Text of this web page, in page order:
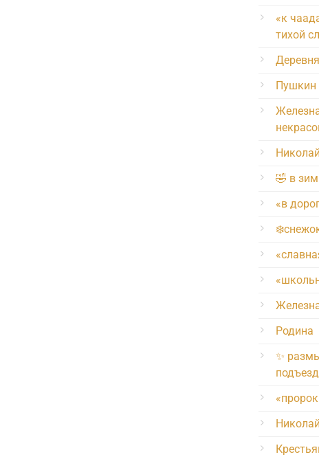
«к
тихой
Деревня
Пушкин
🤣 в
«в
Родина
✨